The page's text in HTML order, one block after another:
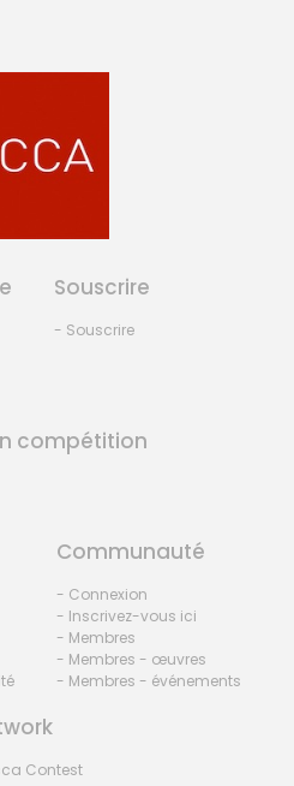
Souscrire
- Souscrire
compétition
Communauté
- Connexion
- Inscrivez-vous ici
- Membres
- Membres - œuvres
- Membres - événements
Contest